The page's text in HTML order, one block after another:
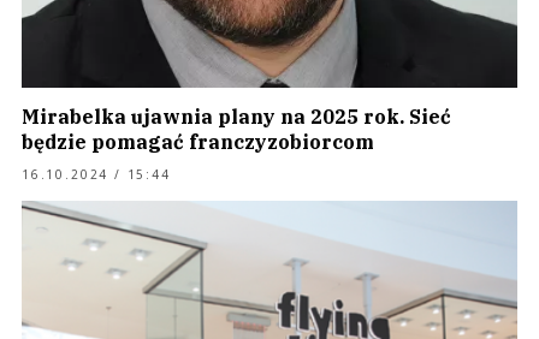
Mirabelka ujawnia plany na 2025 rok. Sieć
będzie pomagać franczyzobiorcom
16.10.2024 / 15:44